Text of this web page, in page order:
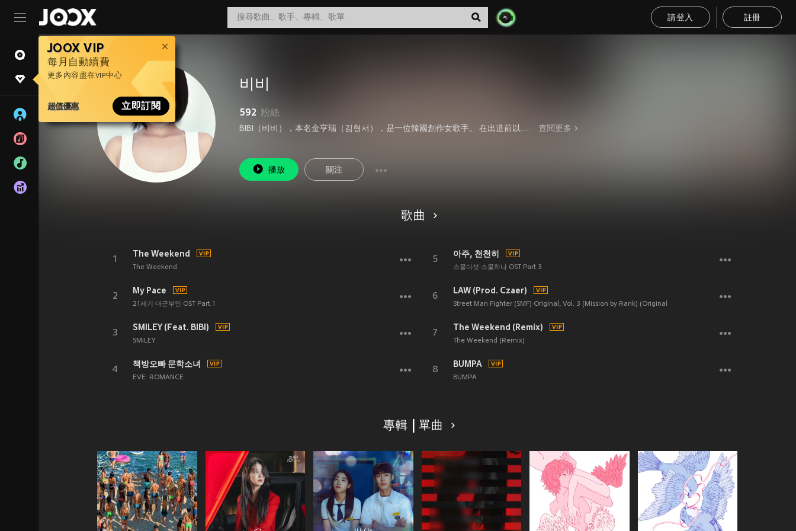
請登入 註冊
JOOX VIP
每月自動續費
更多內容盡在VIP中心
超值優惠 立即訂閱
비비
592 粉絲
BIBI（비비），本名金亨瑞（김형서），是一位韓國創作女歌手。 在出道前以藝名naked bibi在SoundCloud發表自己製作的歌曲。2018年到2019年間以Tiger JK及尹美萊被推薦者之姿參加韓國SBS的選秀節目《THE FAN》，並取得第二名的成績。 查閱更多
播放 關注
歌曲
1
The Weekend
The Weekend
2
My Pace
21세기 대군부인 OST Part.1
3
SMILEY (Feat. BIBI)
SMiLEY
4
책방오빠 문학소녀
EVE: ROMANCE
5
아주, 천천히
스물다섯 스물하나 OST Part 3
6
LAW (Prod. Czaer)
Street Man Fighter (SMF) Original, Vol. 3 (Mission by Rank) (Original Television Soundtrack) (Explicit)
7
The Weekend (Remix)
The Weekend (Remix)
8
BUMPA
BUMPA
專輯 | 單曲